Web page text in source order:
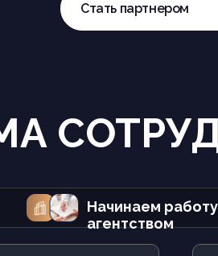
Стать партнером
Начинаем
агентством